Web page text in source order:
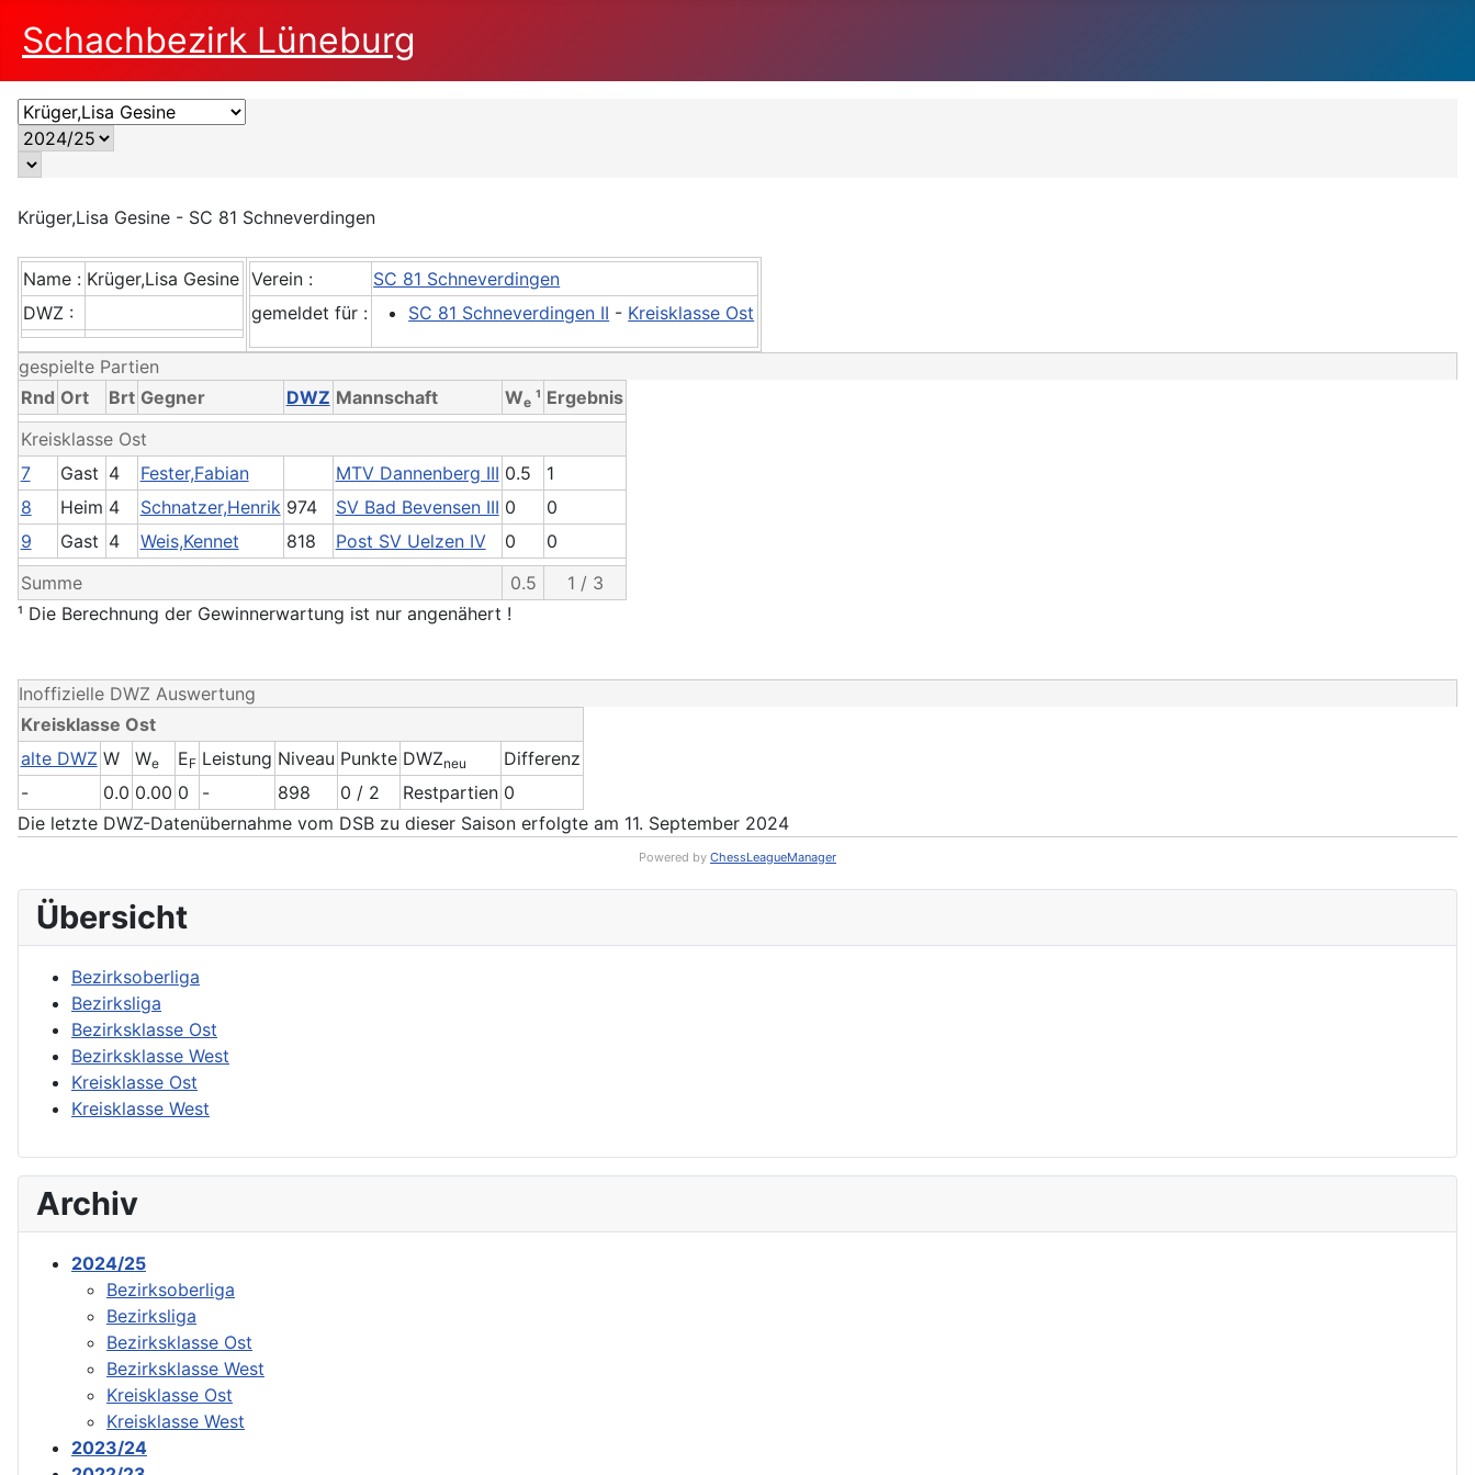
Schachbezirk Lüneburg
Übersicht
Bezirksoberliga
Bezirksliga
Bezirksklasse Ost
Bezirksklasse West
Kreisklasse Ost
Kreisklasse West
Archiv
2024/25
Bezirksoberliga
Bezirksliga
Bezirksklasse Ost
Bezirksklasse West
Kreisklasse Ost
Kreisklasse West
2023/24
Krüger,Lisa Gesine - SC 81 Schneverdingen
Name : Krüger,Lisa Gesine
DWZ :
Verein :
SC 81 Schneverdingen
gemeldet für :
SC 81 Schneverdingen II - Kreisklasse Ost
gespielte Partien
Rnd Ort Brt Gegner DWZ Mannschaft We¹ Ergebnis
Kreisklasse Ost
7
Gast 4 Fester,Fabian MTV Dannenberg III 0.5
1
8
Heim 4 Schnatzer,Henrik 974 SV Bad Bevensen III 0
0
9
Gast 4 Weis,Kennet 818 Post SV Uelzen IV 0
0
Summe
0.5
1 / 3
¹ Die Berechnung der Gewinnerwartung ist nur angenähert !
Inoffizielle DWZ Auswertung
Kreisklasse Ost
alte DWZ W We EF Leistung Niveau Punkte DWZneu
Differenz
-
0.0 0.00 0 - 898 0 / 2 Restpartien 0
Die letzte DWZ-Datenübernahme vom DSB zu dieser Saison erfolgte am 11. September 2024
Powered by ChessLeagueManager